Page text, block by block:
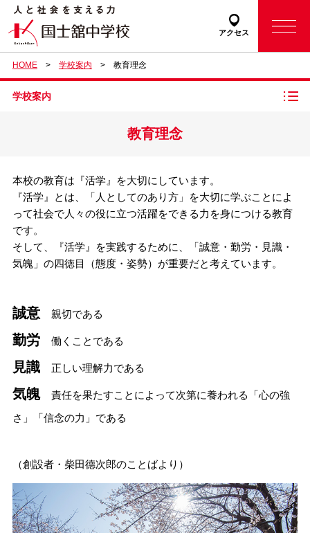
アクセス
HOME 学校案内 教育理念
学校案内
教育理念
本校の教育は『活学』を大切にしています。
『活学』とは、「人としてのあり方」を大切に学ぶことによ
って社会で人々の役に立つ活躍をできる力を身につける教育
です。
そして、『活学』を実践するために、「誠意・勤労・見識・
気魄」の四徳目（態度・姿勢）が重要だと考えています。
誠意親切である
勤労働くことである
見識正しい理解力である
気魄責任を果たすことによって次第に養われる「心の強
さ」「信念の力」である
（創設者・柴田德次郎のことばより）